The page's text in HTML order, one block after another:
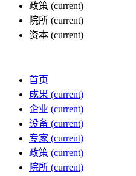
政策 (current)
院所 (current)
资本 (current)
首页
成果 (current)
企业 (current)
设备 (current)
专家 (current)
政策 (current)
院所 (current)